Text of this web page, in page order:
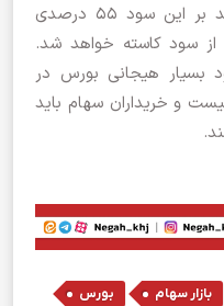
نخواهد بود. اگر قیمت‌ها رشد کند بر این سود ۵۵ درصدی
از سود کاسته خواهد شد.
بسیار هیجانی بورس در
و خریداران سهام باید
بازار سهام , بورس